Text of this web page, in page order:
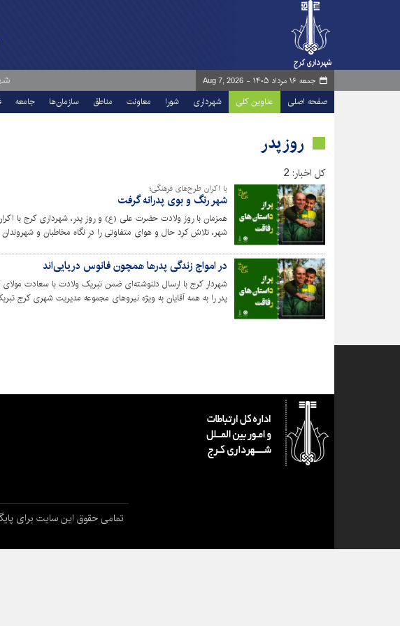
جمعه ۱۶ مرداد ۱۴۰۵ - Aug 7, 2026
صفحه اصلی عناوین کلی شهرداری شورا معاونت مناطق سازمان‌ها جامعه
روز پدر
کل اخبار: 2
با اکران طرح‌های فرهنگی؛
شهر رنگ و بوی پدرانه گرفت
همزمان با روز ولادت حضرت علی (ع) و روز پدر، شهرداری کرج با
شهر، تلاش کرد حال و هوای متفاوتی را در نگاه مخاطبان و شهروندان
در امواج زندگی پدرها همچون فانوس دریایی‌اند
شهردار کرج با ارسال دلنوشته‌ای ضمن تبریک ولادت با سعادت
پدر را به همه آقایان به ویژه نیروهای مجموعه مدیریت شهری کرج
تمامی حقوق این سایت برای